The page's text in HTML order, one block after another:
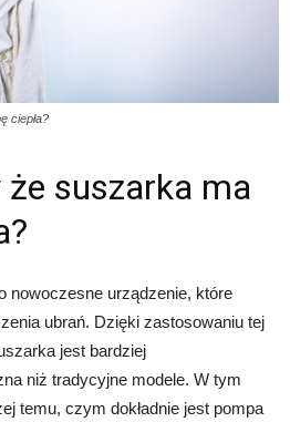
ciepła?
że suszarka ma
nowoczesne urządzenie, które
ubrań. Dzięki zastosowaniu tej
jest bardziej
niż tradycyjne modele. W tym
temu, czym dokładnie jest pompa